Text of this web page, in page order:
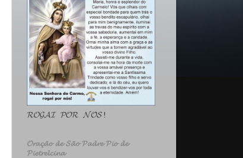
𝓡𝓞𝓖𝓐𝓘 𝓟𝓞𝓡 𝓝𝓞́𝓢!
𝓞𝓻𝓪𝓬̧𝓪̃𝓸 𝓭𝓮 𝓢𝓪̃𝓸 𝓟𝓪𝓭𝓻𝓮 𝓟𝓲𝓸 𝓭𝓮
𝓟𝓲𝓮𝓽𝓻𝓮𝓵𝓬𝓲𝓷𝓪